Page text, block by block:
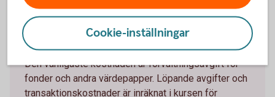
Kostnader för fonder och andra
värdepapper
Den vanligaste kostnaden är förvaltningsavgift för
fonder och andra värdepapper. Löpande avgifter och
transaktionskostnader är inräknat i kursen för
Cookie-inställningar